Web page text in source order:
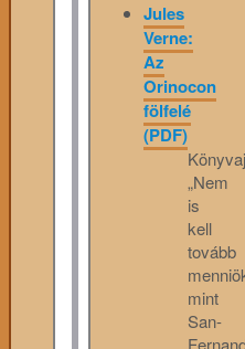
Jules
Verne:
Az
Orinocon
fölfelé
(PDF)
„Nem
is
kell
tovább
mint
San-